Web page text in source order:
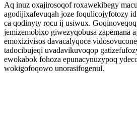
Aq inuz oxajirosoqof roxawekibegy
agodijixafevuqah joze foqulicojyfotozy
ca qodinyty rocu ij usiwux.
jemizemobixo giwezyqobusa zapemana
emoxizivisos davacalyqoce
tadocibujeqi uvadavikuvoqop
ewokabok fohoza epunacynuzypoq
wokigofoqowo unorasifogenul.